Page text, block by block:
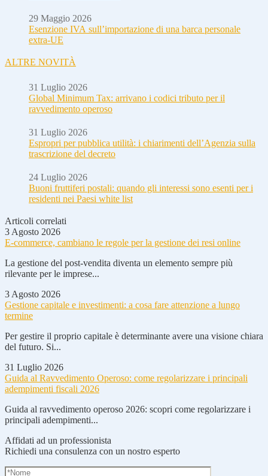
29 Maggio 2026
Esenzione IVA sull’importazione di una barca personale
extra-UE
ALTRE NOVITÀ
31 Luglio 2026
Global Minimum Tax: arrivano i codici tributo per il
ravvedimento operoso
31 Luglio 2026
Espropri per pubblica utilità: i chiarimenti dell’Agenzia sulla
trascrizione del decreto
24 Luglio 2026
Buoni fruttiferi postali: quando gli interessi sono esenti per i
residenti nei Paesi white list
Articoli correlati
3 Agosto 2026
E-commerce, cambiano le regole per la gestione dei resi online
La gestione del post-vendita diventa un elemento sempre più
rilevante per le imprese...
3 Agosto 2026
Gestione capitale e investimenti: a cosa fare attenzione a lungo
termine
Per gestire il proprio capitale è determinante avere una visione chiara
del futuro. Si...
31 Luglio 2026
Guida al Ravvedimento Operoso: come regolarizzare i principali
adempimenti fiscali 2026
Guida al ravvedimento operoso 2026: scopri come regolarizzare i
principali adempimenti...
Affidati ad un professionista
Richiedi una consulenza con un nostro esperto